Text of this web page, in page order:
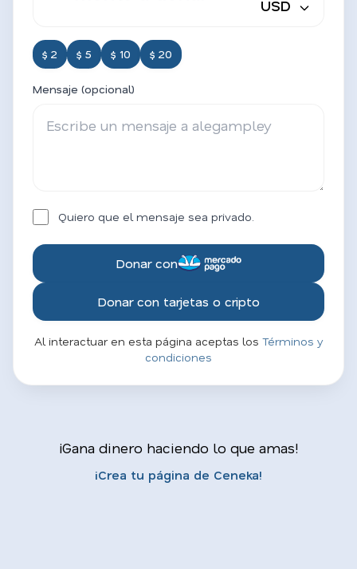
USD
$ 2 $ 5 $ 10 $ 20
Mensaje (opcional)
Quiero que el mensaje sea privado.
Donar con
Donar con tarjetas o cripto
Al interactuar en esta página aceptas los Términos y
condiciones
¡Gana dinero haciendo lo que amas!
¡Crea tu página de Ceneka!